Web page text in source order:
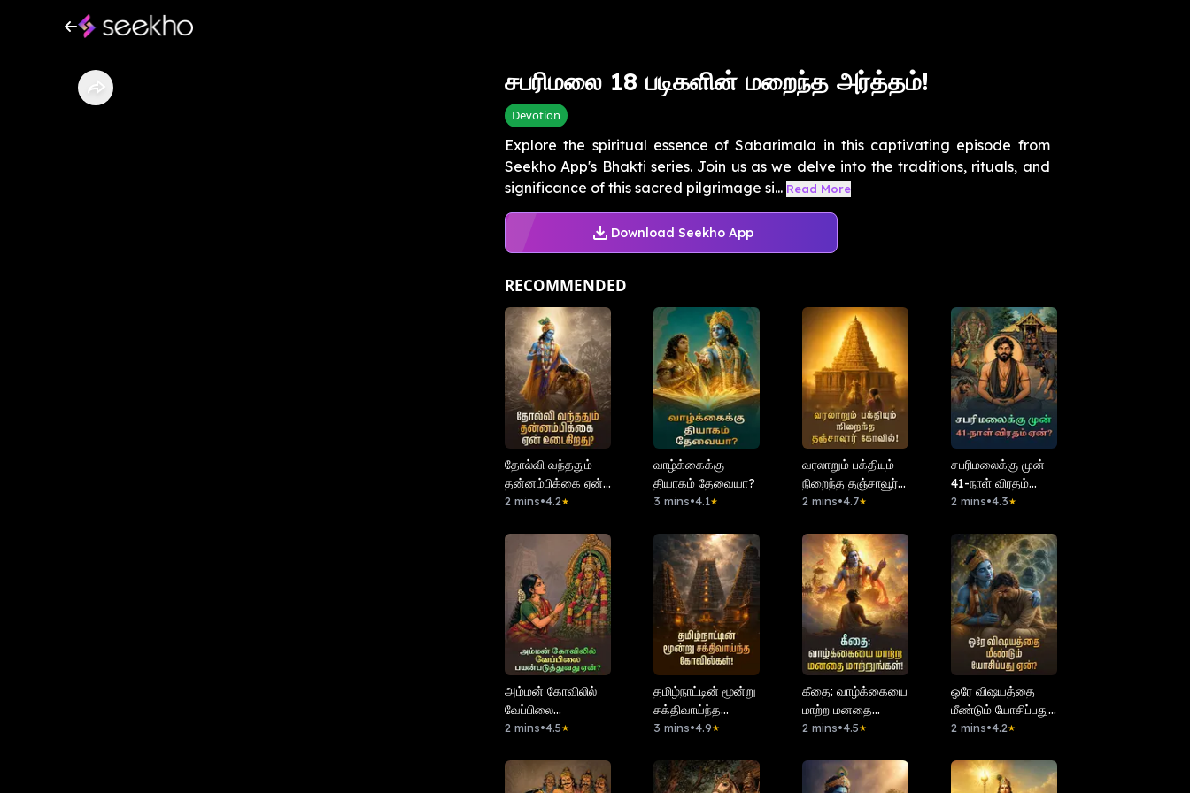
சபரிமலை 18 படிகளின் மறைந்த அர்த்தம்!
Devotion
Explore the spiritual essence of Sabarimala in this captivating episode from
Seekho App's Bhakti series. Join us as we delve into the traditions, rituals, and
significance of this sacred pilgrimage si... Read More
Download Seekho App
RECOMMENDED
தோல்வி வந்ததும்
தன்னம்பிக்கை ஏன்
உடைகிறது?
2 mins•4.2★
வாழ்க்கைக்கு
தியாகம் தேவையா?
3 mins•4.1★
வரலாறும் பக்தியும்
நிறைந்த தஞ்சாவூர்
கோவில்!
2 mins•4.7★
சபரிமலைக்கு முன்
41-நாள் விரதம்
ஏன்?
2 mins•4.3★
அம்மன் கோவிலில்
வேப்பிலை
பயன்படுத்துவது
2 mins•4.5★
தமிழ்நாட்டின் மூன்று
சக்திவாய்ந்த
கோவில்கள்!
3 mins•4.9★
கீதை: வாழ்க்கையை
மாற்ற மனதை
மாற்றுங்கள்!
2 mins•4.5★
ஒரே விஷயத்தை
மீண்டும் யோசிப்பது
ஏன்?
2 mins•4.2★